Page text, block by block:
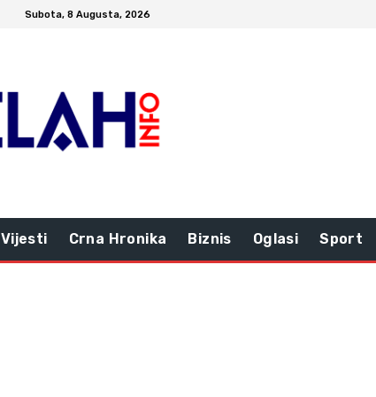
Subota, 8 Augusta, 2026
Vijesti Crna Hronika Biznis Oglasi Sport